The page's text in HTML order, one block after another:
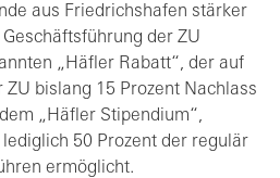
aus Friedrichshafen stärker
der ZU
„Häfler Rabatt“, der auf
bislang 15 Prozent Nachlass
„Häfler Stipendium“,
50 Prozent der regulär
ermöglicht.